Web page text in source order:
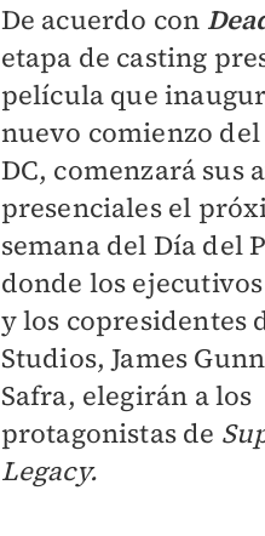
De acuerdo con
etapa de casting
película que
nuevo comienzo
DC, comenzará sus
presenciales el
semana del Día del
donde los
y los copresidentes
Studios, James
Safra, elegirán a los
protagonistas de
Legacy.